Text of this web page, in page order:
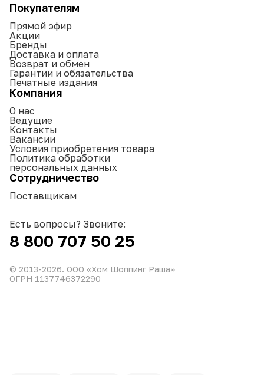
Покупателям
Прямой эфир
Акции
Бренды
Доставка и оплата
Возврат и обмен
Гарантии и обязательства
Печатные издания
Компания
О нас
Ведущие
Контакты
Вакансии
Условия приобретения товара
Политика обработки
персональных данных
Сотрудничество
Поставщикам
Есть вопросы? Звоните:
8 800 707 50 25
© 2013-2026. ООО «Хом Шоппинг Раша»
ОГРН 1137746372290